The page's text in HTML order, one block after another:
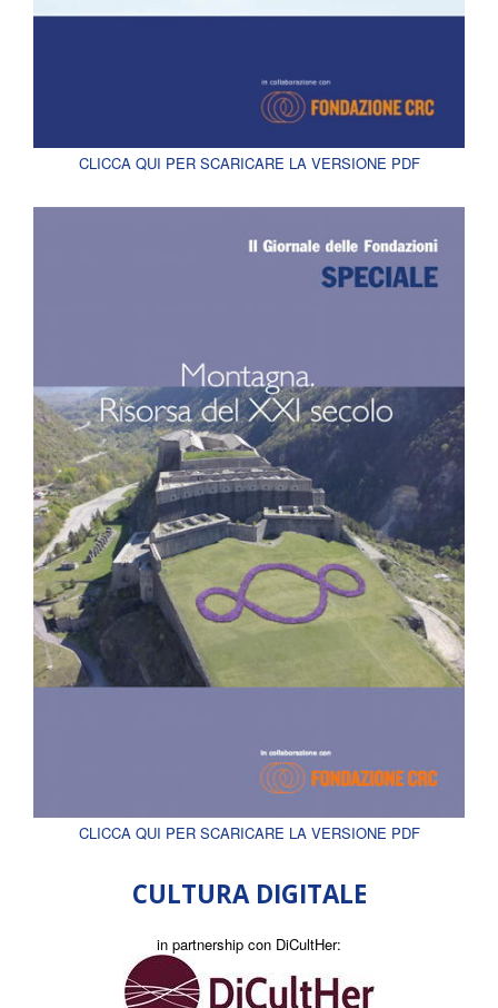
CLICCA QUI PER SCARICARE LA VERSIONE PDF
CLICCA QUI PER SCARICARE LA VERSIONE PDF
CULTURA DIGITALE
in partnership con DiCultHer: